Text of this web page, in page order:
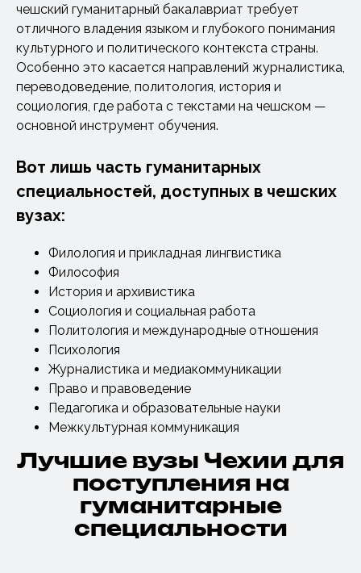
чешский гуманитарный бакалавриат требует
отличного владения языком и глубокого понимания
культурного и политического контекста страны.
Особенно это касается направлений журналистика,
переводоведение, политология, история и
социология, где работа с текстами на чешском —
основной инструмент обучения.
Вот лишь часть гуманитарных
специальностей, доступных в чешских
вузах:
Филология и прикладная лингвистика
Философия
История и архивистика
Социология и социальная работа
Политология и международные отношения
Психология
Журналистика и медиакоммуникации
Право и правоведение
Педагогика и образовательные науки
Межкультурная коммуникация
Лучшие вузы Чехии для
поступления на
гуманитарные
специальности